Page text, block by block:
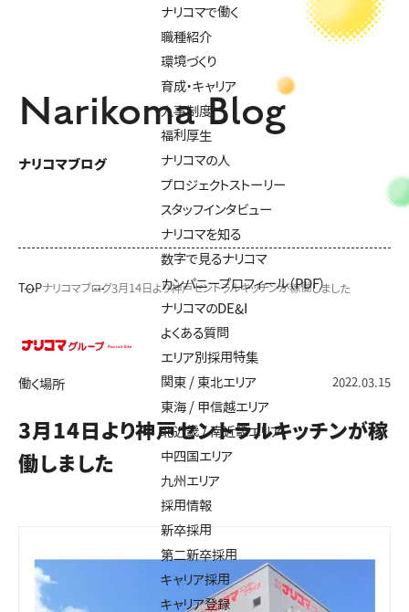
ナリコマで働く
職種紹介
環境づくり
育成・キャリア
人事制度
福利厚生
ナリコマの人
プロジェクトストーリー
スタッフインタビュー
ナリコマを知る
数字で見るナリコマ
カンパニープロフィール（PDF）
ナリコマのDE&I
よくある質問
エリア別採用特集
関東 / 東北エリア
東海 / 甲信越エリア
北近畿 / 南近畿エリア
中四国エリア
九州エリア
採用情報
新卒採用
第二新卒採用
キャリア採用
キャリア登録
Narikoma Blog
ナリコマブログ
TOPナリコマブログ3月14日より神戸セントラルキッチンが稼働しました
働く場所 2022.03.15
3月14日より神戸セントラルキッチンが稼
働しました